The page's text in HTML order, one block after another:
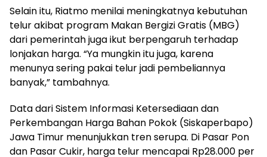
Selain itu, Riatmo menilai meningkatnya kebutuhan
telur akibat program Makan Bergizi Gratis (MBG)
dari pemerintah juga ikut berpengaruh terhadap
lonjakan harga. “Ya mungkin itu juga, karena
menunya sering pakai telur jadi pembeliannya
banyak,” tambahnya.
Data dari Sistem Informasi Ketersediaan dan
Perkembangan Harga Bahan Pokok (Siskaperbapo)
Jawa Timur menunjukkan tren serupa. Di Pasar Pon
dan Pasar Cukir, harga telur mencapai Rp28.000 per